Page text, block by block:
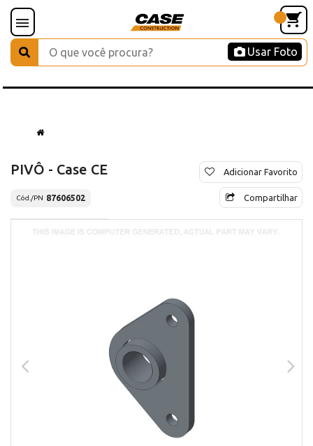
Usar Foto
PIVÔ - Case CE
Cód./PN 87606502
Adicionar Favorito
Compartilhar